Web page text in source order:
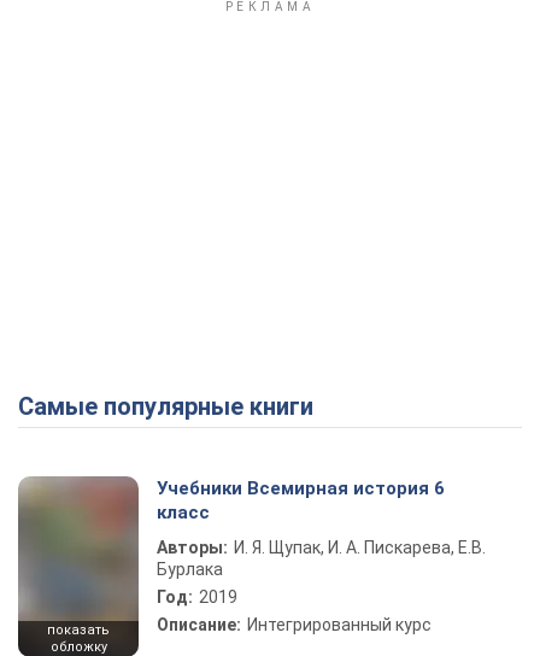
Самые популярные книги
показать
обложку
Учебники Всемирная история 6
класс
Авторы: И. Я. Щупак, И. А. Пискарева, Е.В.
Бурлака
Год: 2019
Описание: Интегрированный курс